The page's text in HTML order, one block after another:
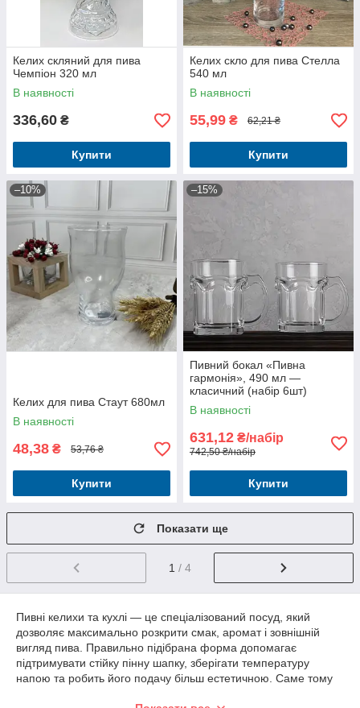
Келих скляний для пива
Чемпіон 320 мл
В наявності
336,60 ₴
Купити
Келих скло для пива Стелла
540 мл
В наявності
55,99 ₴ 62,21 ₴
Купити
–10%
Келих для пива Стаут 680мл
В наявності
48,38 ₴ 53,76 ₴
Купити
–15%
Пивний бокал «Пивна
гармонія», 490 мл —
класичний (набір 6шт)
В наявності
631,12 ₴/набір
742,50 ₴/набір
Купити
Показати ще
1 / 4
Пивні келихи та кухлі — це спеціалізований посуд, який
дозволяє максимально розкрити смак, аромат і зовнішній
вигляд пива. Правильно підібрана форма допомагає
підтримувати стійку пінну шапку, зберігати температуру
напою та робить його подачу більш естетичною. Саме тому